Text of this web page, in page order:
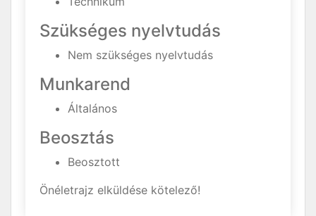
Szükséges nyelvtudás
Nem szükséges nyelvtudás
Munkarend
Általános
Beosztás
Beosztott
Önéletrajz elküldése kötelező!